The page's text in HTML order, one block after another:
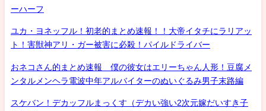
ーハーフ
ユカ・ヨネッフル！初老的まとめ速報！！大帝イタチにラリアッ
ト！害獣神アリ・ガー被害に必殺！パイルドライバー
おネコさん的まとめ速報 僕の彼女はエリーちゃん人形！豆腐メ
ンタルメンヘラ電波中年アルバイターのぬいぐるみ男子末路編
スケバン！デカッフルまっくす（デカい強い2次元嫁だいすき子